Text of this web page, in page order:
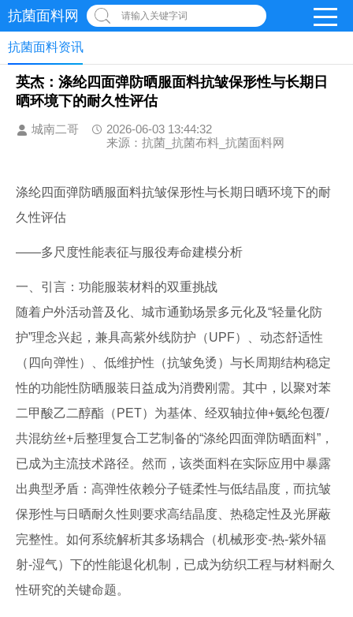
抗菌面料网 请输入关键字词
抗菌面料资讯
英杰：涤纶四面弹防晒服面料抗皱保形性与长期日
晒环境下的耐久性评估
城南二哥
2026-06-03 13:44:32
来源：抗菌_抗菌布料_抗菌面料网
涤纶四面弹防晒服面料抗皱保形性与长期日晒环境下的耐
久性评估
——多尺度性能表征与服役寿命建模分析
一、引言：功能服装材料的双重挑战
随着户外活动普及化、城市通勤场景多元化及“轻量化防
护”理念兴起，兼具高紫外线防护（UPF）、动态舒适性
（四向弹性）、低维护性（抗皱免烫）与长周期结构稳定
性的功能性防晒服装日益成为消费刚需。其中，以聚对苯
二甲酸乙二醇酯（PET）为基体、经双轴拉伸+氨纶包覆/
共混纺丝+后整理复合工艺制备的“涤纶四面弹防晒面料”，
已成为主流技术路径。然而，该类面料在实际应用中暴露
出典型矛盾：高弹性依赖分子链柔性与低结晶度，而抗皱
保形性与日晒耐久性则要求高结晶度、热稳定性及光屏蔽
完整性。如何系统解析其多场耦合（机械形变-热-紫外辐
射-湿气）下的性能退化机制，已成为纺织工程与材料耐久
性研究的关键命题。